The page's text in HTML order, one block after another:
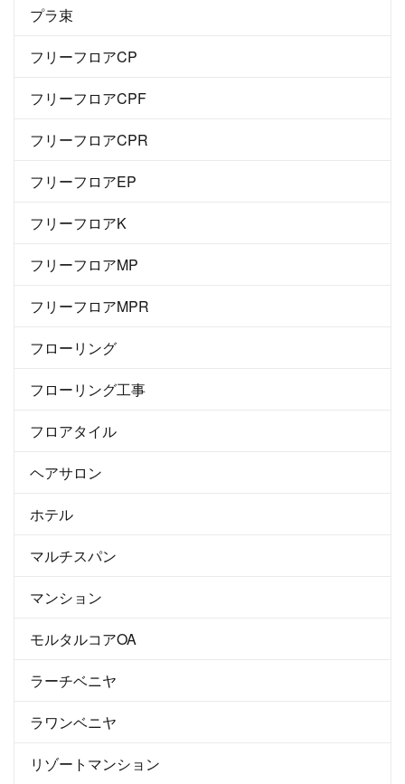
プラ束
フリーフロアCP
フリーフロアCPF
フリーフロアCPR
フリーフロアEP
フリーフロアK
フリーフロアMP
フリーフロアMPR
フローリング
フローリング工事
フロアタイル
ヘアサロン
ホテル
マルチスパン
マンション
モルタルコアOA
ラーチベニヤ
ラワンベニヤ
リゾートマンション